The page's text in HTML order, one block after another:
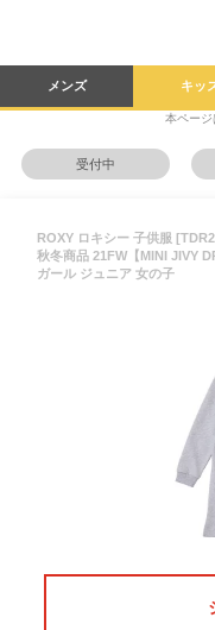
メンズ キッ
本ペー
受付中
ROXY ロキシー 子供服
秋冬商品 21FW【MINI JIVY
ガール ジュニア 女の子